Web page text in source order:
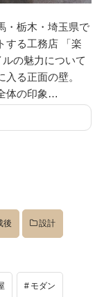
・栃木・埼玉県で
する工務店 「楽
の魅力について
る正面の壁。
体の印象…
後 設計
モダン